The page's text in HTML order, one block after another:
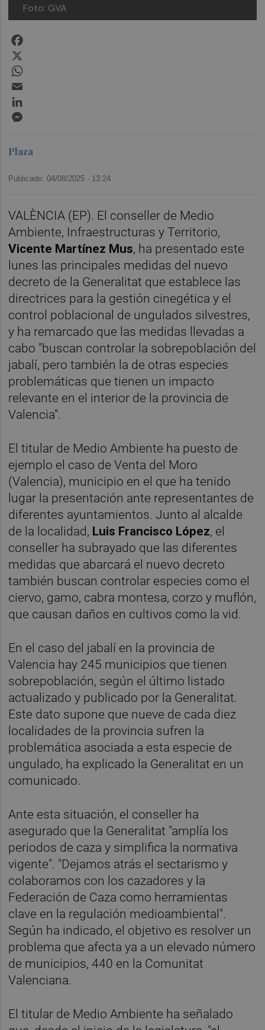
Foto: GVA
Plaza
Publicado: 04/08/2025 · 13:24
VALÈNCIA (EP). El conseller de Medio
Ambiente, Infraestructuras y Territorio,
Vicente Martínez Mus, ha presentado este
lunes las principales medidas del nuevo
decreto de la Generalitat que establece las
directrices para la gestión cinegética y el
control poblacional de ungulados silvestres,
y ha remarcado que las medidas llevadas a
cabo "buscan controlar la sobrepoblación del
jabalí, pero también la de otras especies
problemáticas que tienen un impacto
relevante en el interior de la provincia de
Valencia".
El titular de Medio Ambiente ha puesto de
ejemplo el caso de Venta del Moro
(Valencia), municipio en el que ha tenido
lugar la presentación ante representantes de
diferentes ayuntamientos. Junto al alcalde
de la localidad, Luis Francisco López, el
conseller ha subrayado que las diferentes
medidas que abarcará el nuevo decreto
también buscan controlar especies como el
ciervo, gamo, cabra montesa, corzo y muflón,
que causan daños en cultivos como la vid.
En el caso del jabalí en la provincia de
Valencia hay 245 municipios que tienen
sobrepoblación, según el último listado
actualizado y publicado por la Generalitat.
Este dato supone que nueve de cada diez
localidades de la provincia sufren la
problemática asociada a esta especie de
ungulado, ha explicado la Generalitat en un
comunicado.
Ante esta situación, el conseller ha
asegurado que la Generalitat "amplía los
periodos de caza y simplifica la normativa
vigente". "Dejamos atrás el sectarismo y
colaboramos con los cazadores y la
Federación de Caza como herramientas
clave en la regulación medioambiental".
Según ha indicado, el objetivo es resolver un
problema que afecta ya a un elevado número
de municipios, 440 en la Comunitat
Valenciana.
El titular de Medio Ambiente ha señalado